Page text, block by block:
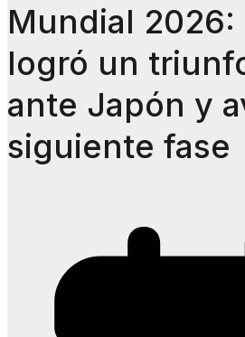
Mundial 2026:
logró un
ante Japón y
siguiente fase